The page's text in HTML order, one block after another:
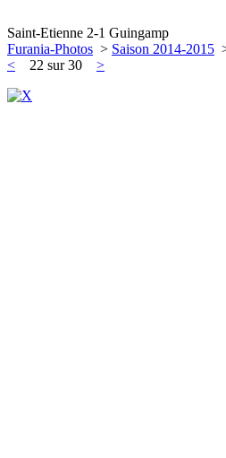
Saint-Etienne 2-1 Guingamp
Furania-Photos > Saison 2014-2015
< 22 sur 30 >